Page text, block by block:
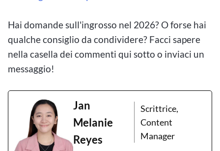
Hai domande sull'ingrosso nel 2026? O forse hai
qualche consiglio da condividere? Facci sapere
nella casella dei commenti qui sotto o inviaci un
messaggio!
Jan
Melanie
Reyes
Scrittrice,
Content
Manager